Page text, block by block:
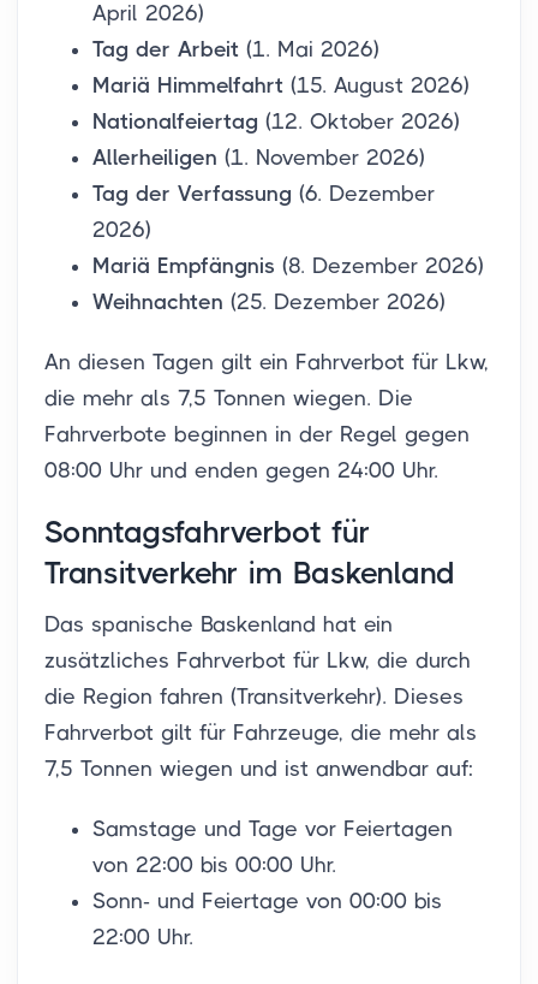
April 2026)
Tag der Arbeit (1. Mai 2026)
Mariä Himmelfahrt (15. August 2026)
Nationalfeiertag (12. Oktober 2026)
Allerheiligen (1. November 2026)
Tag der Verfassung (6. Dezember
2026)
Mariä Empfängnis (8. Dezember 2026)
Weihnachten (25. Dezember 2026)
An diesen Tagen gilt ein Fahrverbot für Lkw,
die mehr als 7,5 Tonnen wiegen. Die
Fahrverbote beginnen in der Regel gegen
08:00 Uhr und enden gegen 24:00 Uhr.
Sonntagsfahrverbot für
Transitverkehr im Baskenland
Das spanische Baskenland hat ein
zusätzliches Fahrverbot für Lkw, die durch
die Region fahren (Transitverkehr). Dieses
Fahrverbot gilt für Fahrzeuge, die mehr als
7,5 Tonnen wiegen und ist anwendbar auf:
Samstage und Tage vor Feiertagen
von 22:00 bis 00:00 Uhr.
Sonn- und Feiertage von 00:00 bis
22:00 Uhr.